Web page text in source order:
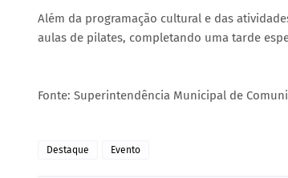
Além da programação cultural e das
aulas de pilates, completando uma tarde
Fonte: Superintendência Municipal de
Destaque Evento